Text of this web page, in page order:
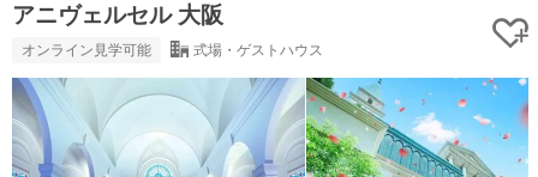
アニヴェルセル 大阪
オンライン見学可能 式場・ゲストハウス